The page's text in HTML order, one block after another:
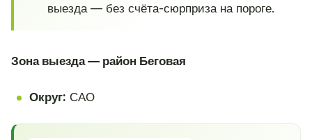
выезда — без счёта-сюрприза на пороге.
Зона выезда — район Беговая
Округ: САО